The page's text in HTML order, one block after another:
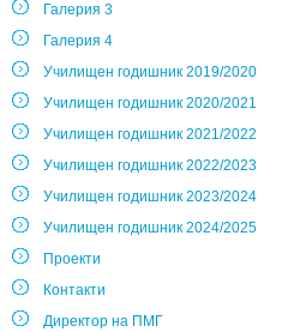
Галерия 3
Галерия 4
Училищен годишник 2019/2020
Училищен годишник 2020/2021
Училищен годишник 2021/2022
Училищен годишник 2022/2023
Училищен годишник 2023/2024
Училищен годишник 2024/2025
Проекти
Контакти
Директор на ПМГ